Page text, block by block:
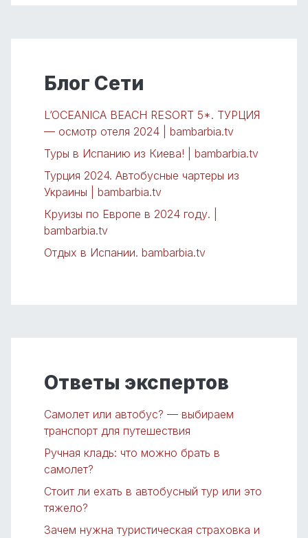
Блог Сети
L’OCEANICA BEACH RESORT 5*. ТУРЦИЯ
— осмотр отеля 2024 | bambarbia.tv
Туры в Испанию из Киева! | bambarbia.tv
Турция 2024. Автобусные чартеры из
Украины | bambarbia.tv
Круизы по Европе в 2024 году. |
bambarbia.tv
Отдых в Испании. bambarbia.tv
Ответы экспертов
Самолет или автобус? — выбираем
транспорт для путешествия
Ручная кладь: что можно брать в
самолет?
Стоит ли ехать в автобусный тур или это
тяжело?
Зачем нужна туристическая страховка и